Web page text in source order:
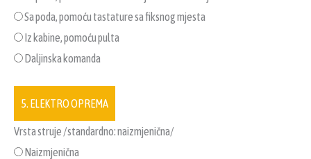
Sa poda, pomoću tastature sa fiksnog mjesta
Iz kabine, pomoću pulta
Daljinska komanda
5. ELEKTRO OPREMA
Vrsta struje /standardno: naizmjenična/
Naizmjenična